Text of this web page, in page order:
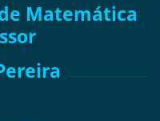
Matemática